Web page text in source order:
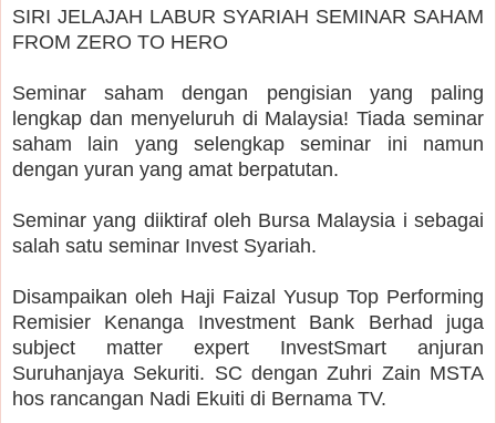
SIRI JELAJAH LABUR SYARIAH SEMINAR SAHAM
FROM ZERO TO HERO
Seminar saham dengan pengisian yang paling
lengkap dan menyeluruh di Malaysia! Tiada seminar
saham lain yang selengkap seminar ini namun
dengan yuran yang amat berpatutan.
Seminar yang diiktiraf oleh Bursa Malaysia i sebagai
salah satu seminar Invest Syariah.
Disampaikan oleh Haji Faizal Yusup Top Performing
Remisier Kenanga Investment Bank Berhad juga
subject matter expert InvestSmart anjuran
Suruhanjaya Sekuriti. SC dengan Zuhri Zain MSTA
hos rancangan Nadi Ekuiti di Bernama TV.